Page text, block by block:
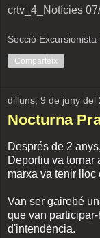
crtv_4_Notícies
Secció Excursionista
Comparteix
dilluns, 9 de juny del
Nocturna
Després de 2
Deportiu va tornar
marxa va tenir lloc
Van ser gairebé
que van
d'intendència.